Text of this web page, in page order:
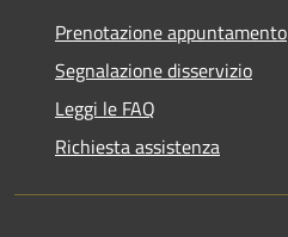
Prenotazione appuntamento
Segnalazione disservizio
Leggi le FAQ
Richiesta assistenza